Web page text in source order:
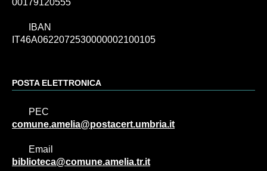
IBAN
IT46A0622072530000002100105
POSTA ELETTRONICA
PEC
comune.amelia@postacert.umbria.it
Email
biblioteca@comune.amelia.tr.it